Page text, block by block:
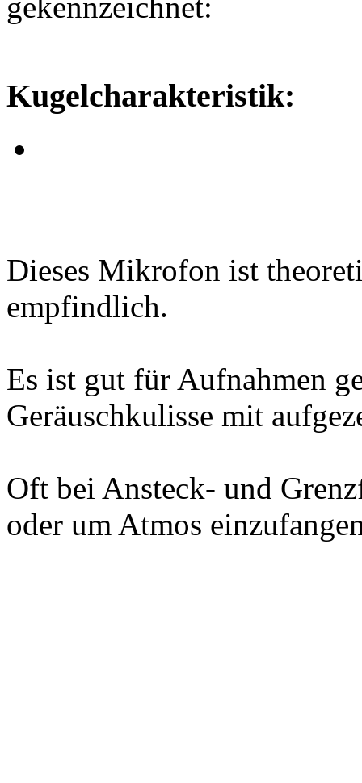
gekennzeichnet:
Kugelcharakteristik:
Dieses Mikrofon ist
empfindlich.
Es ist gut für Aufnahmen
Geräuschkulisse mit
Oft bei Ansteck- und
oder um Atmos